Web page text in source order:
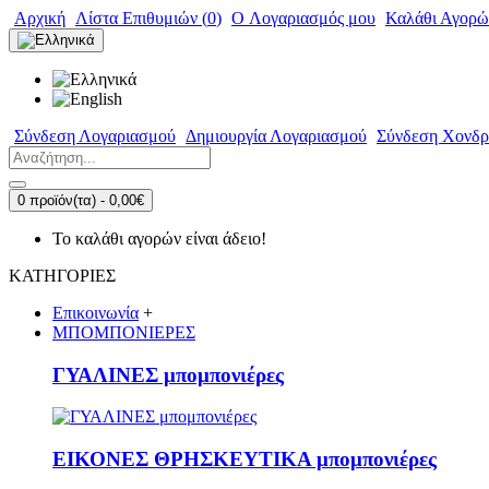
Αρχική Λίστα Επιθυμιών (0) O Λογαριασμός μου Καλάθι
Σύνδεση Λογαριασμού Δημιουργία Λογαριασμού Σύνδεση
0 προϊόν(τα) - 0,00€
Το καλάθι αγορών είναι άδειο!
ΚΑΤΗΓΟΡΙΕΣ
Επικοινωνία +
ΜΠΟΜΠΟΝΙΕΡΕΣ
ΓΥΑΛΙΝΕΣ μπομπονιέρες
ΕΙΚΟΝΕΣ ΘΡΗΣΚΕΥΤΙΚΑ μπομπονιέρες